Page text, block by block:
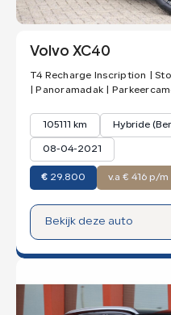
Volvo XC40
T4 Recharge Inscription |
| Panoramadak |
105111 km Hybride
08-04-2021
€ 29.800 v.a € 416 p/m
Bekijk deze auto